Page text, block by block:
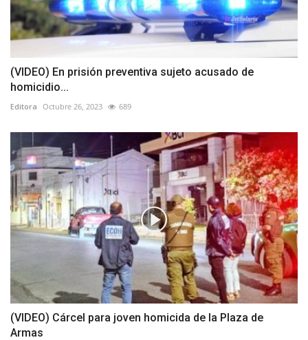
(VIDEO) En prisión preventiva sujeto acusado de
homicidio...
Editora Octubre 26, 2023 689
(VIDEO) Cárcel para joven homicida de la Plaza de
Armas